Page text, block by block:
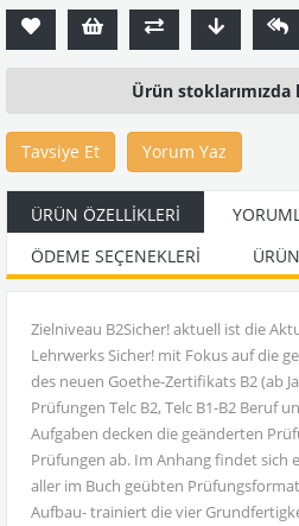
Ürün stoklarımızda
Tavsiye Et Yorum Yaz
ÜRÜN ÖZELLIKLERI
ÖDEME SEÇENEKLERI
Zielniveau B2Sicher! aktuell ist die
Lehrwerks Sicher! mit Fokus auf die
des neuen Goethe-Zertifikats B2 (ab
Prüfungen Telc B2, Telc B1-B2 Beruf
Aufgaben decken die geänderten
Prüfungen ab. Im Anhang findet sich
aller im Buch geübten
Aufbau- trainiert die vier